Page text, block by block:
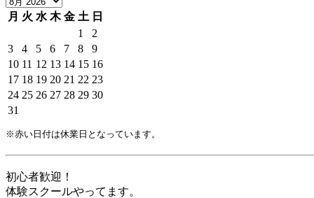
月 火 水 木 金 土 日
1
2
3
4 5 6 7 8
9
10 11 12 13 14 15 16
17 18 19 20 21 22 23
24 25 26 27 28 29 30
31
※赤い日付は休業日となっています。
初心者歓迎！
体験スクールやってます。